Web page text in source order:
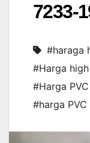
7233-
#haraga
#Harga
#Harga
#harga